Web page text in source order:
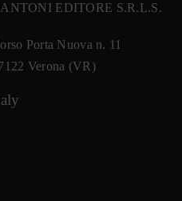
EDITORE S.R.L.S.
Porta Nuova n. 11
Verona (VR)